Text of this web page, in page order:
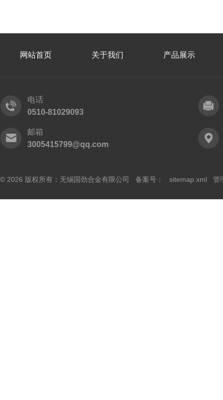
网站首页 关于我们 产品展示
电话
0510-81029093
邮箱
3005415799@qq.com
© 2026 版权所有：无锡国劲合金有限公司 备案号： sitemap.xml 管